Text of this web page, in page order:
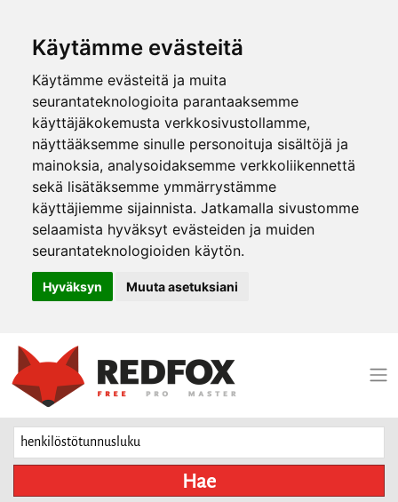
Käytämme evästeitä
Käytämme evästeitä ja muita
seurantateknologioita parantaaksemme
käyttäjäkokemusta verkkosivustollamme,
näyttääksemme sinulle personoituja sisältöjä ja
mainoksia, analysoidaksemme verkkoliikennettä
sekä lisätäksemme ymmärrystämme
käyttäjiemme sijainnista. Jatkamalla sivustomme
selaamista hyväksyt evästeiden ja muiden
seurantateknologioiden käytön.
Hyväksyn Muuta asetuksiani
Hae